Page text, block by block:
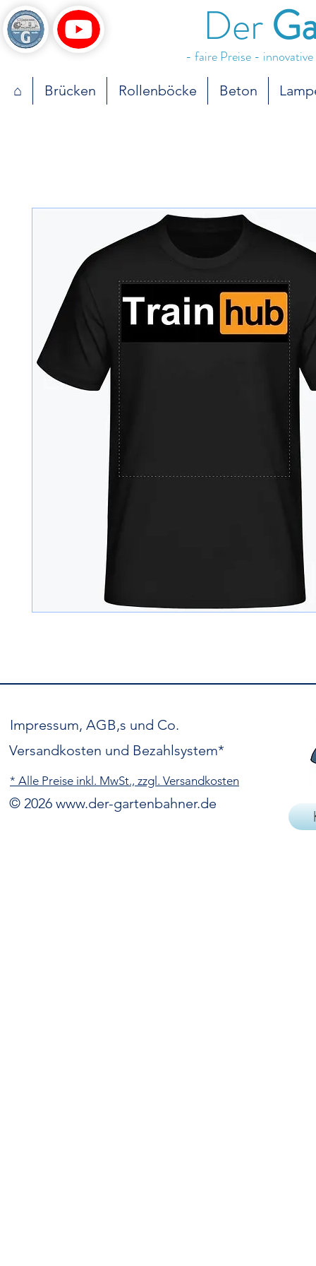
Der
- faire Preise -
⌂ Brücken Rollenböcke Beton
Impressum, AGB,s und Co.
Versandkosten und Bezahlsystem*
* Alle Preise inkl. MwSt., zzgl. Versandkosten
© 2026 www.der-gartenbahner.de